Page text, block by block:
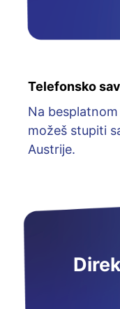
Telefonsko
Na
možeš stupiti
Austrije.